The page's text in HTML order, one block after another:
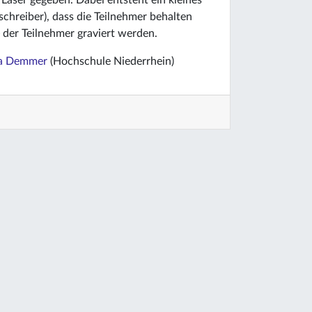
dass die Teilnehmer behalten
Teilnehmer graviert werden.
Demmer (Hochschule Niederrhein)